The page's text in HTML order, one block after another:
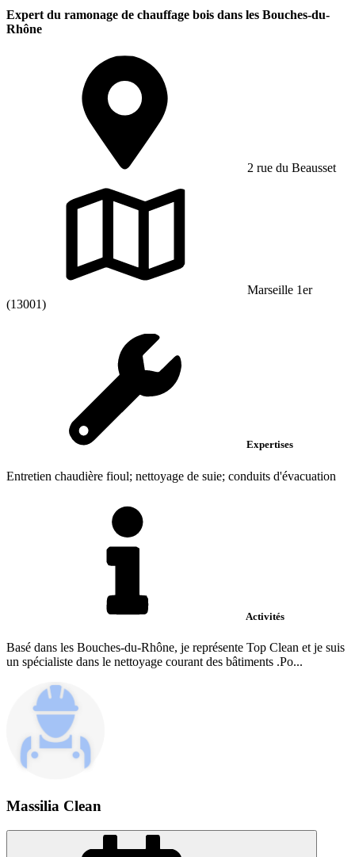
Expert du ramonage de chauffage bois dans les Bouches-du-
Rhône
2 rue du Beausset
Marseille 1er
(13001)
Expertises
Entretien chaudière fioul; nettoyage de suie; conduits d'évacuation
Activités
Basé dans les Bouches-du-Rhône, je représente Top Clean et je suis
un spécialiste dans le nettoyage courant des bâtiments .Po...
Massilia Clean